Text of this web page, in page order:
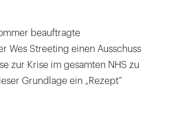
beauftragte
Wes Streeting einen Ausschuss
zur Krise im gesamten NHS zu
Grundlage ein „Rezept”